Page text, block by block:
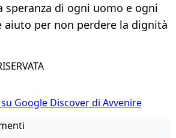
speranza di ogni uomo e ogni
aiuto per non perdere la dignità
Google Discover di Avvenire